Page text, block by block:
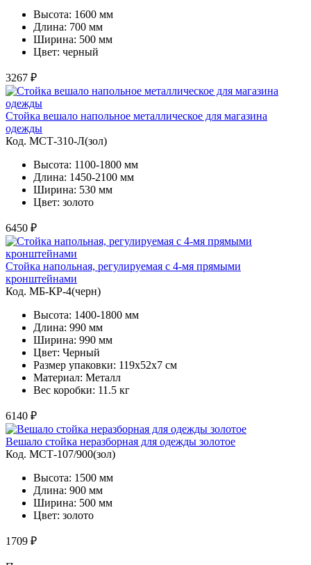
Высота: 1600 мм
Длина: 700 мм
Ширина: 500 мм
Цвет: черный
3267 ₽
Стойка вешало напольное металлическое для магазина
одежды
Код. MСТ-310-Л(зол)
Высота: 1100-1800 мм
Длина: 1450-2100 мм
Ширина: 530 мм
Цвет: золото
6450 ₽
Стойка напольная, регулируемая с 4-мя прямыми
кронштейнами
Код. MБ-КР-4(черн)
Высота: 1400-1800 мм
Длина: 990 мм
Ширина: 990 мм
Цвет: Черный
Размер упаковки: 119x52x7 cм
Материал: Металл
Вес коробки: 11.5 кг
6140 ₽
Вешало стойка неразборная для одежды золотое
Код. MСТ-107/900(зол)
Высота: 1500 мм
Длина: 900 мм
Ширина: 500 мм
Цвет: золото
1709 ₽